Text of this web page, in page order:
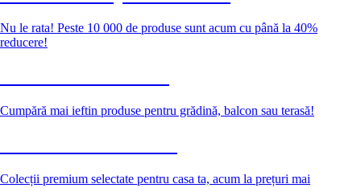
Nu le rata! Peste 10 000 de produse sunt acum cu până la 40%
reducere!
Cumpără mai ieftin produse pentru grădină, balcon sau terasă!
Colecții premium selectate pentru casa ta, acum la prețuri mai